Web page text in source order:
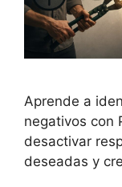
Aprende a
negativos con
desactivar
deseadas y